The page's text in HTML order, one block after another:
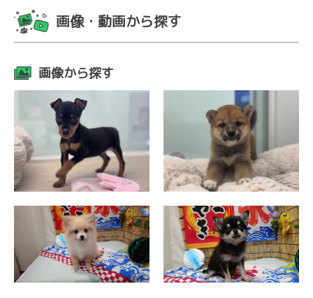
画像・動画から探す
画像から探す